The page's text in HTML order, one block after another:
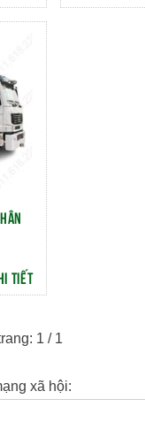
TIẾT
1 / 1
xã hội: